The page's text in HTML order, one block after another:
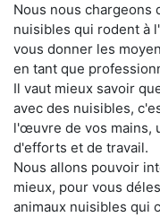
Nous nous chargeons
nuisibles qui rodent à
vous donner les
en tant que
Il vaut mieux savoir
avec des nuisibles,
l'œuvre de vos mains,
d'efforts et de travail.
Nous allons pouvoir
mieux, pour vous
animaux nuisibles qui